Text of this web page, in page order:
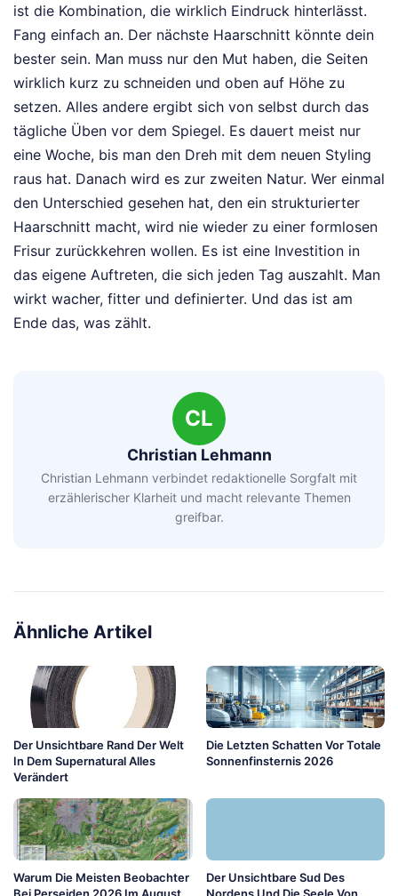
ist die Kombination, die wirklich Eindruck hinterlässt.
Fang einfach an. Der nächste Haarschnitt könnte dein
bester sein. Man muss nur den Mut haben, die Seiten
wirklich kurz zu schneiden und oben auf Höhe zu
setzen. Alles andere ergibt sich von selbst durch das
tägliche Üben vor dem Spiegel. Es dauert meist nur
eine Woche, bis man den Dreh mit dem neuen Styling
raus hat. Danach wird es zur zweiten Natur. Wer einmal
den Unterschied gesehen hat, den ein strukturierter
Haarschnitt macht, wird nie wieder zu einer formlosen
Frisur zurückkehren wollen. Es ist eine Investition in
das eigene Auftreten, die sich jeden Tag auszahlt. Man
wirkt wacher, fitter und definierter. Und das ist am
Ende das, was zählt.
CL
Christian Lehmann
Christian Lehmann verbindet redaktionelle Sorgfalt mit
erzählerischer Klarheit und macht relevante Themen
greifbar.
Ähnliche Artikel
Der Unsichtbare Rand Der Welt
In Dem Supernatural Alles
Verändert
Die Letzten Schatten Vor Totale
Sonnenfinsternis 2026
Warum Die Meisten Beobachter
Der Unsichtbare Sud Des